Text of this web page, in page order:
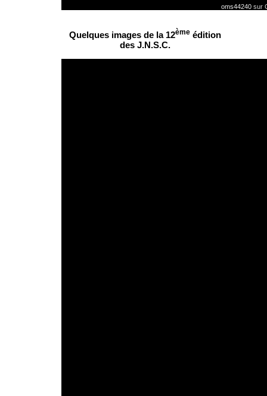
oms44240sur
Quelques images de la 12ème édition
des J.N.S.C.